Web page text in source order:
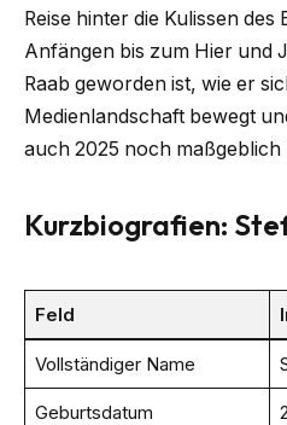
Reise hinter die Kulissen
Anfängen bis zum Hier und
Raab geworden ist, wie er
Medienlandschaft bewegt
auch 2025 noch maßgeblich
Kurzbiografien:
Feld
Vollständiger Name
Geburtsdatum